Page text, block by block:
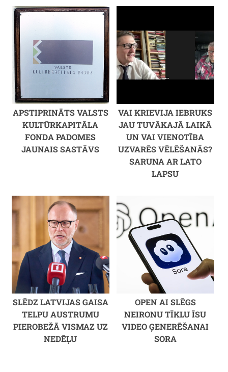
APSTIPRINĀTS VALSTS
KULTŪRKAPITĀLA
FONDA PADOMES
JAUNAIS SASTĀVS
VAI KRIEVIJA IEBRUKS
JAU TUVĀKAJĀ LAIKĀ
UN VAI VIENOTĪBA
UZVARĒS VĒLĒŠANĀS?
SARUNA AR LATO
LAPSU
SLĒDZ LATVIJAS GAISA
TELPU AUSTRUMU
PIEROBEŽĀ VISMAZ UZ
NEDĒĻU
OPEN AI SLĒGS
NEIRONU TĪKLU ĪSU
VIDEO ĢENERĒŠANAI
SORA